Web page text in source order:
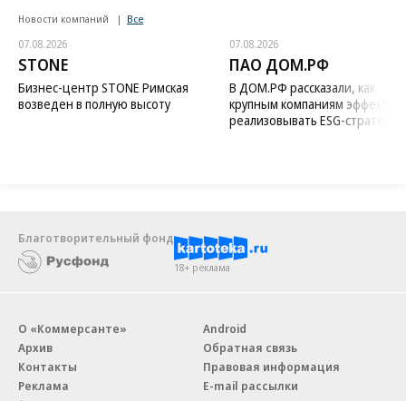
Новости компаний Все
07.08.2026
STONE
Бизнес-центр STONE Римская
возведен в полную высоту
07.08.2026
ПАО ДОМ.РФ
В ДОМ.РФ рассказали, как
крупным компаниям
реализовывать ESG-стратегию
Благотворительный фонд
18+ реклама
О «Коммерсанте»
Архив
Контакты
Реклама
Android
Обратная связь
Правовая информация
E-mail рассылки